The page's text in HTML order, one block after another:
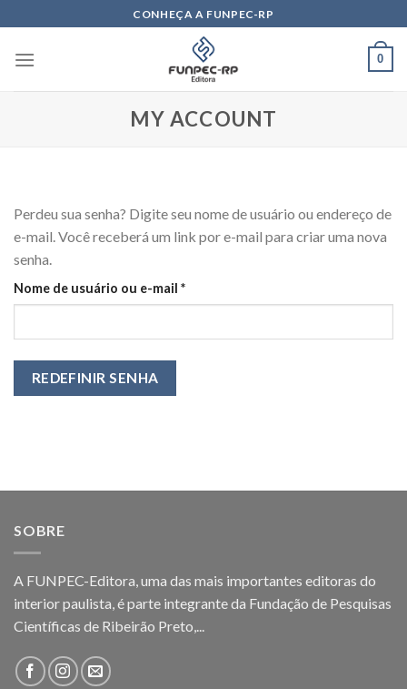
to
content
CONHEÇA A FUNPEC-RP
0
MY ACCOUNT
Perdeu sua senha? Digite seu nome de usuário ou endereço de
e-mail. Você receberá um link por e-mail para criar uma nova
senha.
Nome de usuário ou e-mail *Obrigatório
REDEFINIR SENHA
SOBRE
A FUNPEC-Editora, uma das mais importantes editoras do
interior paulista, é parte integrante da Fundação de Pesquisas
Científicas de Ribeirão Preto,...